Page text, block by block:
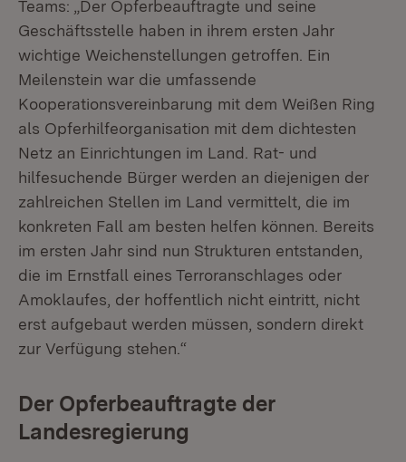
Teams: „Der Opferbeauftragte und seine
Geschäftsstelle haben in ihrem ersten Jahr
wichtige Weichenstellungen getroffen. Ein
Meilenstein war die umfassende
Kooperationsvereinbarung mit dem Weißen Ring
als Opferhilfeorganisation mit dem dichtesten
Netz an Einrichtungen im Land. Rat- und
hilfesuchende Bürger werden an diejenigen der
zahlreichen Stellen im Land vermittelt, die im
konkreten Fall am besten helfen können. Bereits
im ersten Jahr sind nun Strukturen entstanden,
die im Ernstfall eines Terroranschlages oder
Amoklaufes, der hoffentlich nicht eintritt, nicht
erst aufgebaut werden müssen, sondern direkt
zur Verfügung stehen.“
Der Opferbeauftragte der
Landesregierung